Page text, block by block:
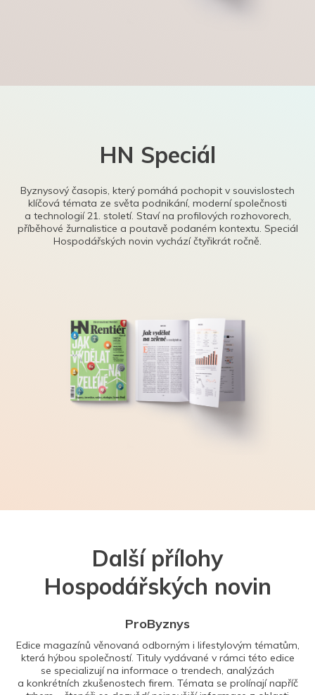
HN Speciál
Byznysový časopis, který pomáhá pochopit v souvislostech
klíčová témata ze světa podnikání, moderní společnosti
a technologií 21. století. Staví na profilových rozhovorech,
příběhové žurnalistice a poutavě podaném kontextu. Speciál
Hospodářských novin vychází čtyřikrát ročně.
Další přílohy
Hospodářských novin
ProByznys
Edice magazínů věnovaná odborným i lifestylovým tématům,
která hýbou společností. Tituly vydávané v rámci této edice
se specializují na informace o trendech, analýzách
a konkrétních zkušenostech firem. Témata se prolínají napříč